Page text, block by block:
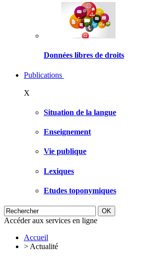
Données libres de droits
Publications
X
Situation de la langue
Enseignement
Vie publique
Lexiques
Etudes toponymiques
Accéder aux services en ligne
Accueil
> Actualité